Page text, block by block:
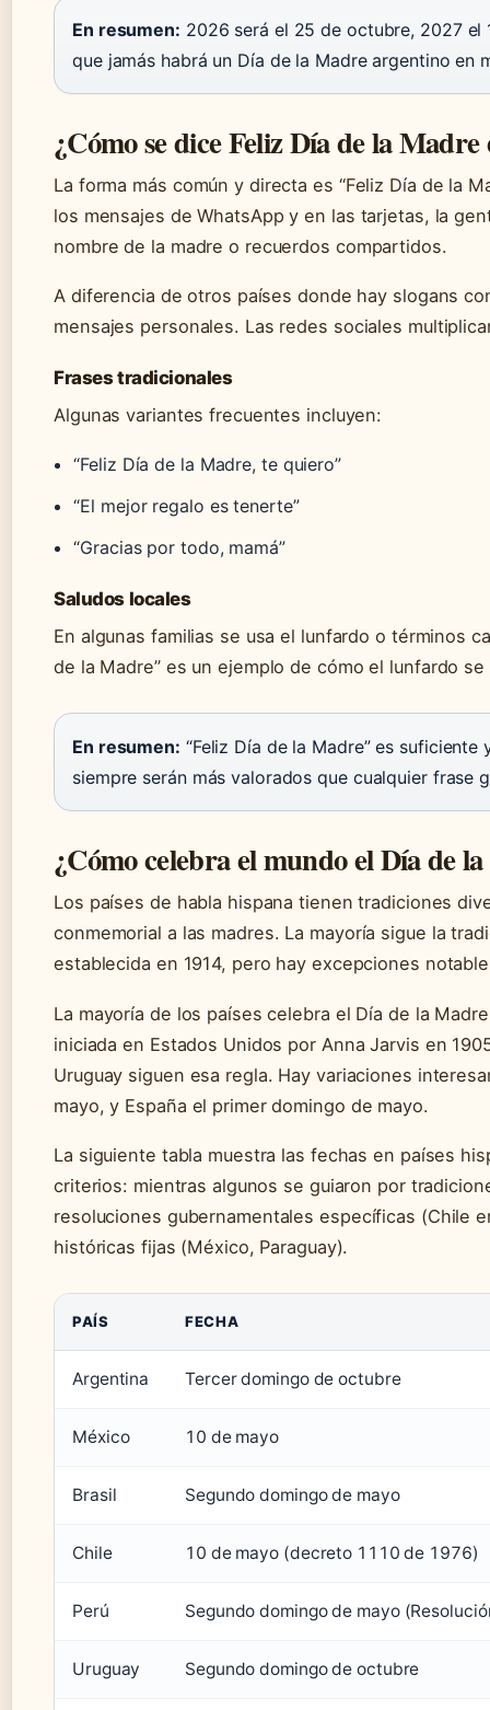
En resumen: 2026 será el 25 de octubre, 2027 el
que jamás habrá un Día de la Madre argentino en
¿Cómo se dice Feliz Día de la
La forma más común y directa es “Feliz Día de la
los mensajes de WhatsApp y en las tarjetas, la
nombre de la madre o recuerdos compartidos.
A diferencia de otros países donde hay slogans
mensajes personales. Las redes sociales
Frases tradicionales
Algunas variantes frecuentes incluyen:
“Feliz Día de la Madre, te quiero”
“El mejor regalo es tenerte”
“Gracias por todo, mamá”
Saludos locales
En algunas familias se usa el lunfardo o términos
de la Madre” es un ejemplo de cómo el lunfardo
En resumen: “Feliz Día de la Madre” es
siempre serán más valorados que cualquier frase
¿Cómo celebra el mundo el Día de
Los países de habla hispana tienen tradiciones
conmemorial a las madres. La mayoría sigue la
establecida en 1914, pero hay excepciones
La mayoría de los países celebra el Día de la
iniciada en Estados Unidos por Anna Jarvis en
Uruguay siguen esa regla. Hay variaciones
mayo, y España el primer domingo de mayo.
La siguiente tabla muestra las fechas en países
criterios: mientras algunos se guiaron por
resoluciones gubernamentales específicas (Chile
históricas fijas (México, Paraguay).
PAÍS FECHA
Argentina Tercer domingo de octubre
México 10 de mayo
Brasil Segundo domingo de mayo
Chile 10 de mayo (decreto 1110 de 1976)
Perú Segundo domingo de mayo
Uruguay Segundo domingo de octubre